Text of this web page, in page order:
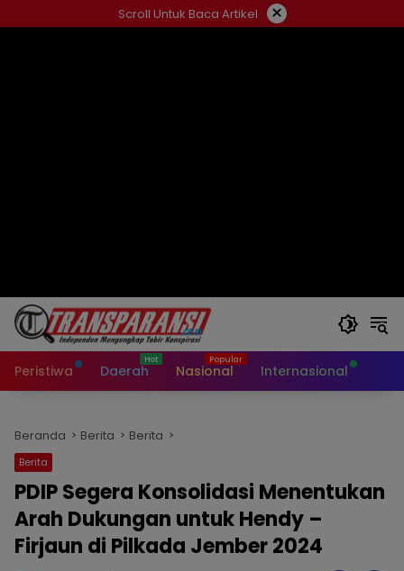
ke
Scroll Untuk Baca Artikel ×
Peristiwa Daerah Nasional Internasional
Beranda Berita Berita
Berita
PDIP Segera Konsolidasi Menentukan
Arah Dukungan untuk Hendy –
Firjaun di Pilkada Jember 2024